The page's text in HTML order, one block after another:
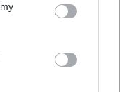
You may click to
third-party tags to
in below Google